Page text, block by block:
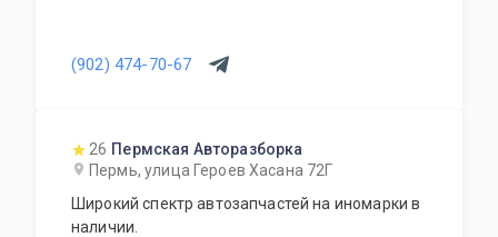
(902) 474-70-67
26 Пермская Авторазборка
Пермь, улица Героев Хасана 72Г
Широкий спектр автозапчастей на иномарки в
наличии.